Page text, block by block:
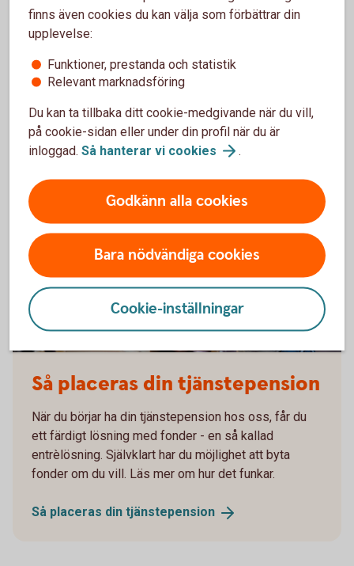
Vill du få en bättre koll på hela din pension? Då kan
det vara en idé att flytta din kollektivavtalade
tjänstepension - avtalspensionen - till oss.
Flytta kollektivavtaltjänstepension
Så placeras din tjänstepension
När du börjar ha din tjänstepension hos oss, får du
ett färdigt lösning med fonder - en så kallad
entrèlösning. Självklart har du möjlighet att byta
fonder om du vill. Läs mer om hur det funkar.
Så placeras din tjänstepension
finns även cookies du kan välja som förbättrar din
upplevelse:
Funktioner, prestanda och statistik
Relevant marknadsföring
Du kan ta tillbaka ditt cookie-medgivande när du vill,
på cookie-sidan eller under din profil när du är
inloggad. Så hanterar vi cookies .
Godkänn alla cookies
Bara nödvändiga cookies
Cookie-inställningar